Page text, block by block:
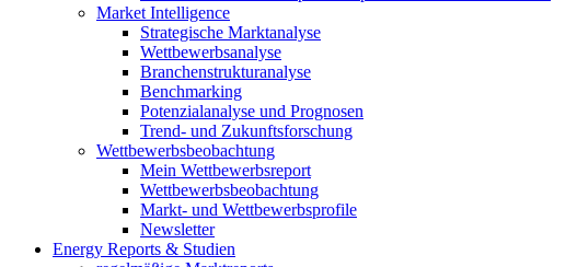
Market Intelligence
Strategische Marktanalyse
Wettbewerbsanalyse
Branchenstrukturanalyse
Benchmarking
Potenzialanalyse und Prognosen
Trend- und Zukunftsforschung
Wettbewerbs­beobachtung
Mein Wettbewerbsreport
Wettbewerbsbeobachtung
Markt- und Wettbewerbsprofile
Newsletter
Energy Reports & Studien